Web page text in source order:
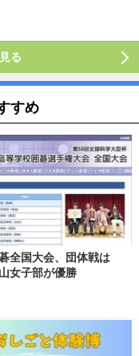
る
すめ
全国大会、団体戦は
女子部が優勝